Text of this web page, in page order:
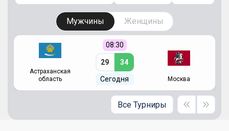
Мужчины Женщины
Астраханская
область
08:30
29 34
Сегодня Москва
Все Турниры